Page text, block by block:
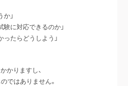
」
験に対応できるのか」
ったらどうしよう」
かりますし、
ではありません。